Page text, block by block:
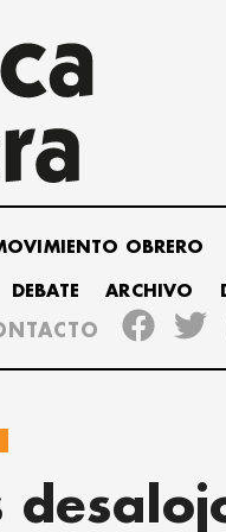
OBRERO
DEBATE ARCHIVO